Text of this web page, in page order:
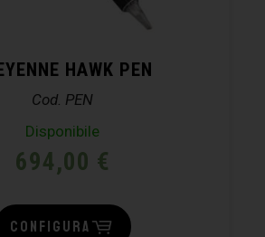
HAWK PEN
Cod. PEN
Disponibile
694,00 €
CONFIGURA